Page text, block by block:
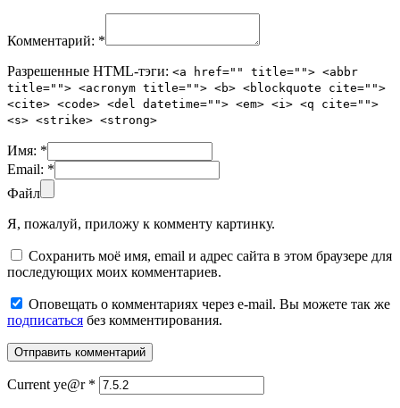
Комментарий: *
Разрешенные HTML-тэги: <a href="" title=""> <abbr
title=""> <acronym title=""> <b> <blockquote cite="">
<cite> <code> <del datetime=""> <em> <i> <q cite="">
<s> <strike> <strong>
Имя: *
Email: *
Файл
Я, пожалуй, приложу к комменту картинку.
Сохранить моё имя, email и адрес сайта в этом браузере для
последующих моих комментариев.
Оповещать о комментариях через e-mail. Вы можете так же
подписаться без комментирования.
Current ye@r *